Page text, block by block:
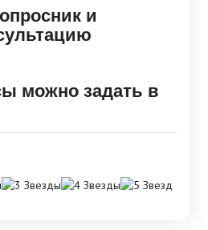
и
можно задать в